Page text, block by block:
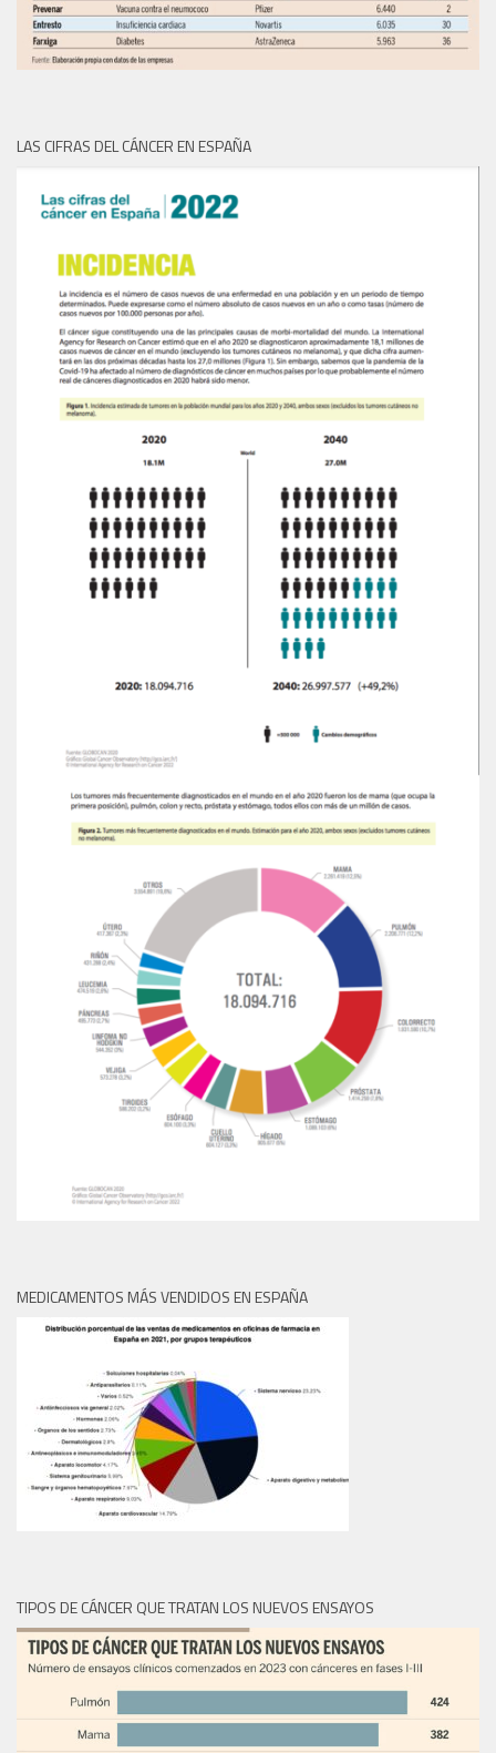
LAS CIFRAS DEL CÁNCER EN ESPAÑA
MEDICAMENTOS MÁS VENDIDOS EN ESPAÑA
TIPOS DE CÁNCER QUE TRATAN LOS NUEVOS ENSAYOS